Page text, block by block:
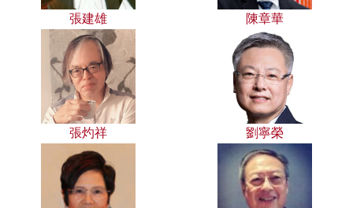
張建雄 陳章華
張灼祥 劉寧榮